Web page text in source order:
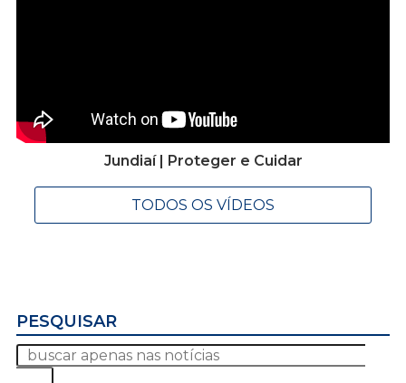
Jundiaí | Proteger e Cuidar
TODOS OS VÍDEOS
PESQUISAR